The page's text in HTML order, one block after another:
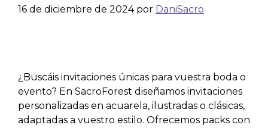
16 de diciembre de 2024 por DaniSacro
¿Buscáis invitaciones únicas para vuestra boda o
evento? En SacroForest diseñamos invitaciones
personalizadas en acuarela, ilustradas o clásicas,
adaptadas a vuestro estilo. Ofrecemos packs con